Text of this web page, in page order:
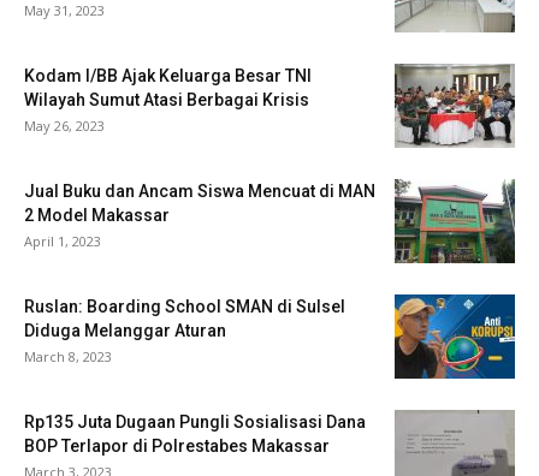
May 31, 2023
Kodam I/BB Ajak Keluarga Besar TNI
Wilayah Sumut Atasi Berbagai Krisis
May 26, 2023
Jual Buku dan Ancam Siswa Mencuat di MAN
2 Model Makassar
April 1, 2023
Ruslan: Boarding School SMAN di Sulsel
Diduga Melanggar Aturan
March 8, 2023
Rp135 Juta Dugaan Pungli Sosialisasi Dana
BOP Terlapor di Polrestabes Makassar
March 3, 2023